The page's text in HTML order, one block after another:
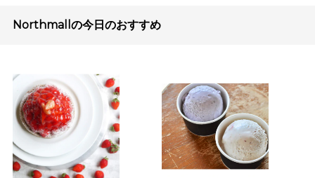
Northmallの今日のおすすめ